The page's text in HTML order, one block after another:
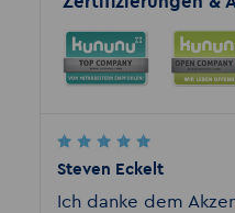
Steven Eckelt
Ich danke dem